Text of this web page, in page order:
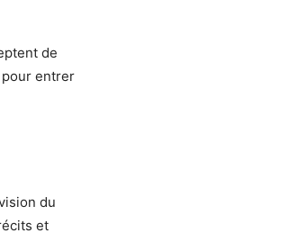
de
pour entrer
du
et